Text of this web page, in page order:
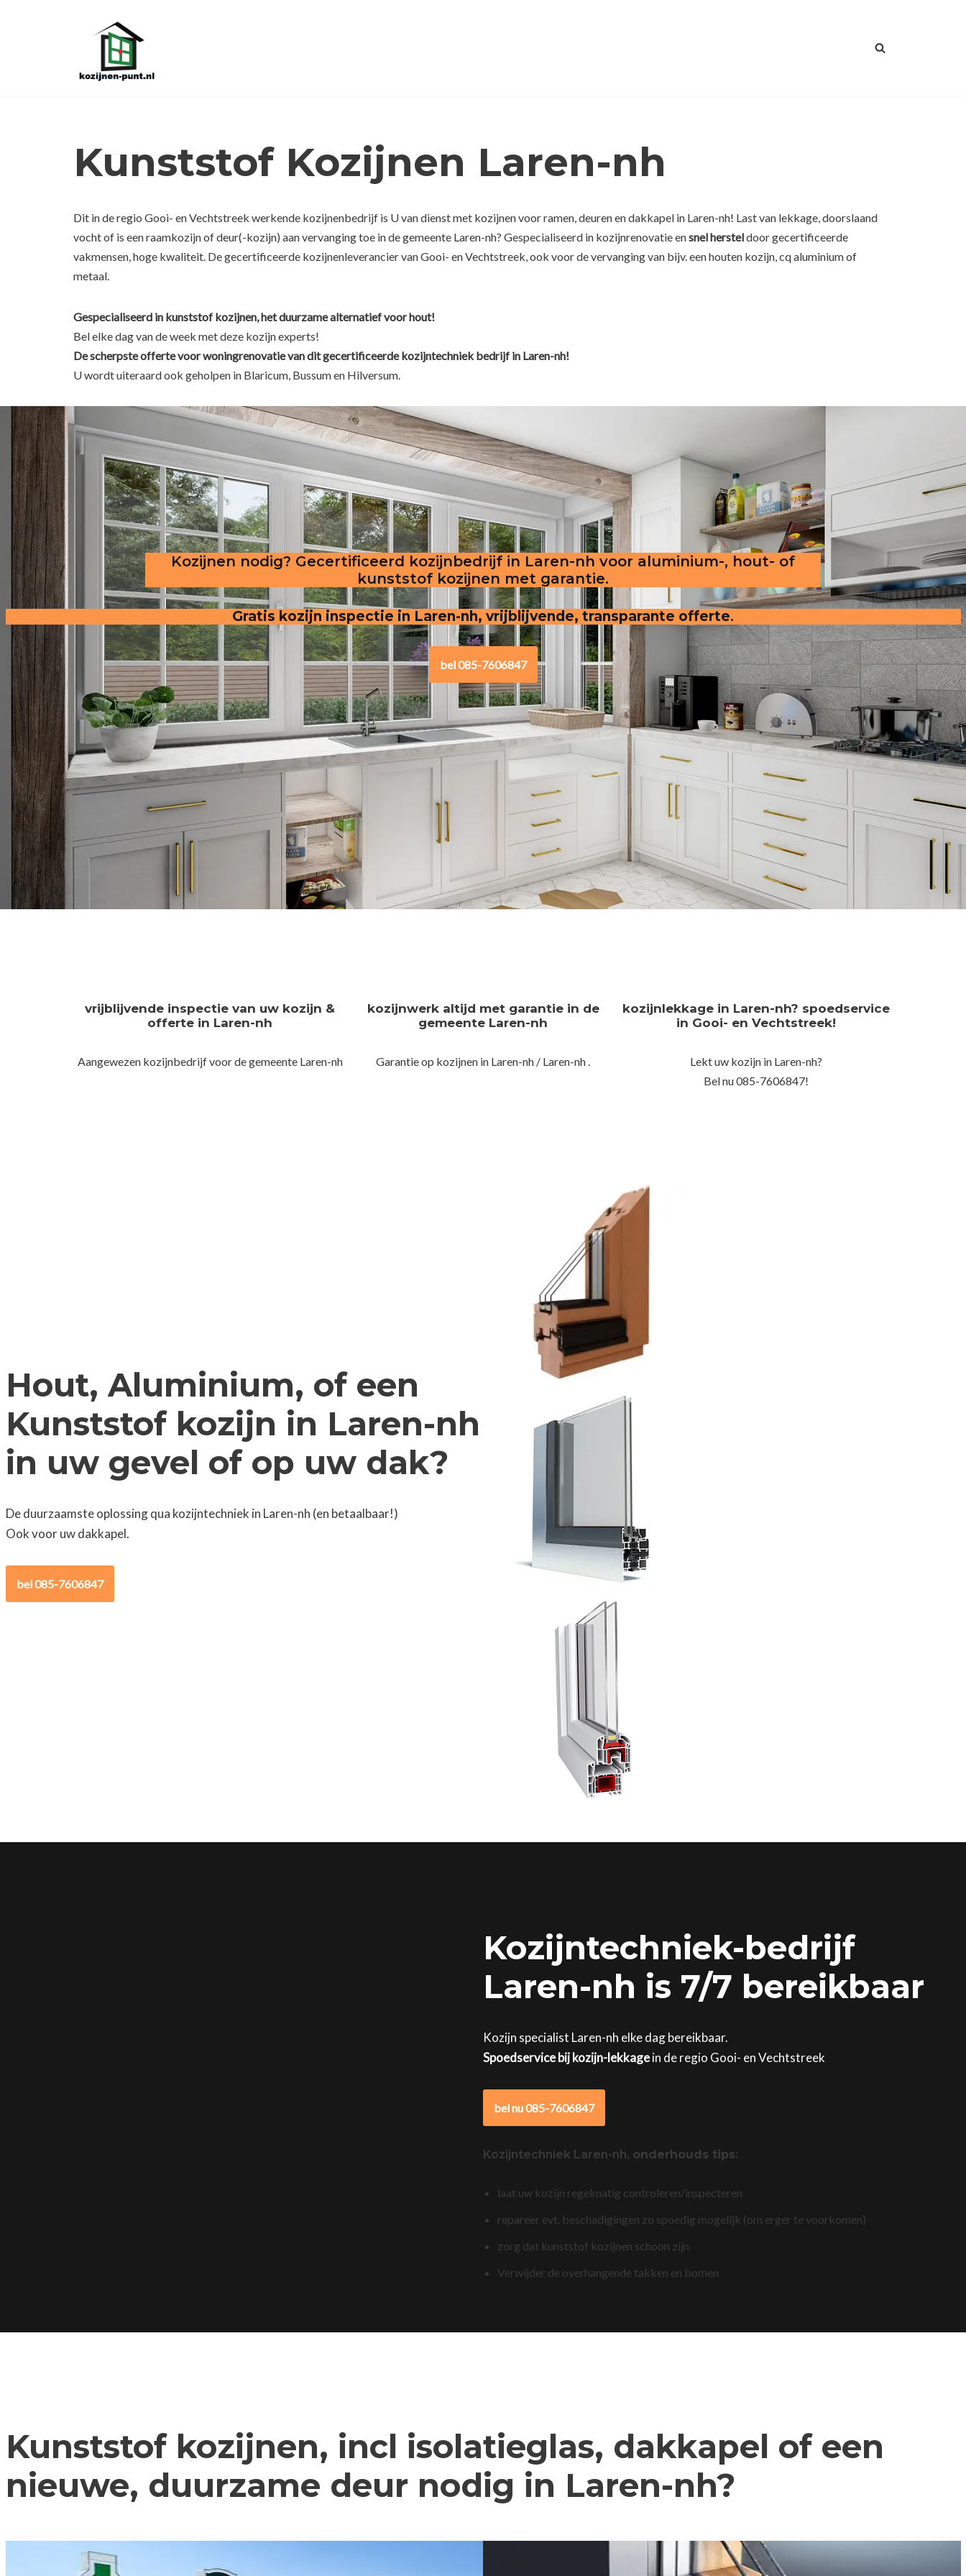
Kunststof Kozijnen Laren-nh
Dit in de regio Gooi- en Vechtstreek werkende kozijnenbedrijf is U van dienst met kozijnen voor ramen, deuren en dakkapel in Laren-nh! Last van lekkage, doorslaand
vocht of is een raamkozijn of deur(-kozijn) aan vervanging toe in de gemeente Laren-nh? Gespecialiseerd in kozijnrenovatie ensnel hersteldoor gecertificeerde
vakmensen, hoge kwaliteit. De gecertificeerde kozijnenleverancier van Gooi- en Vechtstreek, ook voor de vervanging van bijv. een houten kozijn, cq aluminium of
metaal.
Gespecialiseerd in kunststof kozijnen, het duurzame alternatief voor hout!
Bel elke dag van de week met deze kozijn experts!
De scherpsteofferte voor woningrenovatie van dit gecertificeerde kozijntechniek bedrijf in Laren-nh!
U wordt uiteraard ook geholpen in Blaricum, Bussum en Hilversum.
Kozijnen nodig? Gecertificeerd kozijnbedrijf in Laren-nh voor aluminium-, hout- of
kunststof kozijnen met garantie.
Gratis kozijn inspectie in Laren-nh, vrijblijvende, transparante offerte.
bel 085-7606847
vrijblijvende inspectie van uw kozijn &
offerte in Laren-nh
Aangewezen kozijnbedrijf voor de gemeente Laren-nh
kozijnwerk altijd met garantie in de
gemeente Laren-nh
Garantie op kozijnen in Laren-nh / Laren-nh .
kozijnlekkage in Laren-nh? spoedservice
in Gooi- en Vechtstreek!
Lekt uw kozijn in Laren-nh?
Bel nu 085-7606847!
Hout, Aluminium, of een
Kunststof kozijn in Laren-nh
in uw gevel of op uw dak?
De duurzaamste oplossing qua kozijntechniek in Laren-nh (en betaalbaar!)
Ook voor uw dakkapel.
bel 085-7606847
Kozijntechniek-bedrijf
Laren-nh is 7/7 bereikbaar
Kozijn specialist Laren-nh elke dag bereikbaar.
Spoedservice bij kozijn-lekkagein de regio Gooi- en Vechtstreek
bel nu 085-7606847
Kozijntechniek Laren-nh, onderhouds tips:
laat uw kozijn regelmatig controleren/inspecteren
repareer evt. beschadigingen zo spoedig mogelijk (om erger te voorkomen)
zorg dat kunststof kozijnen schoon zijn
Verwijder de overhangende takken en bomen
Kunststof kozijnen, incl isolatieglas, dakkapel of een
nieuwe, duurzame deur nodig in Laren-nh?